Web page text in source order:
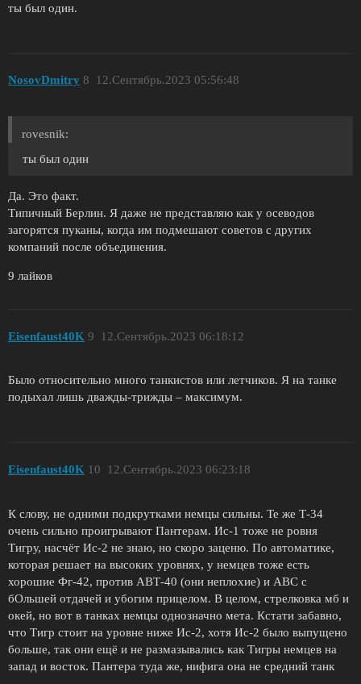
ты был один.
NosovDmitry 12.Сентябрь.2023 05:56:48
8
rovesnik:
ты был один
Да. Это факт.
Типичный Берлин. Я даже не представляю как у осеводов
загорятся пуканы, когда им подмешают советов с других
компаний после объединения.
9 лайков
Eisenfaust40K 12.Сентябрь.2023 06:18:12
9
Было относительно много танкистов или летчиков. Я на танке
подыхал лишь дважды-трижды – максимум.
Eisenfaust40K 12.Сентябрь.2023 06:23:18
10
К слову, не одними подкрутками немцы сильны. Те же Т-34
очень сильно проигрывают Пантерам. Ис-1 тоже не ровня
Тигру, насчёт Ис-2 не знаю, но скоро заценю. По автоматике,
которая решает на высоких уровнях, у немцев тоже есть
хорошие Фг-42, против АВТ-40 (они неплохие) и АВС с
бОльшей отдачей и убогим прицелом. В целом, стрелковка мб и
окей, но вот в танках немцы однозначно мета. Кстати забавно,
что Тигр стоит на уровне ниже Ис-2, хотя Ис-2 было выпущено
больше, так они ещё и не размазывались как Тигры немцев на
запад и восток. Пантера туда же, нифига она не средний танк